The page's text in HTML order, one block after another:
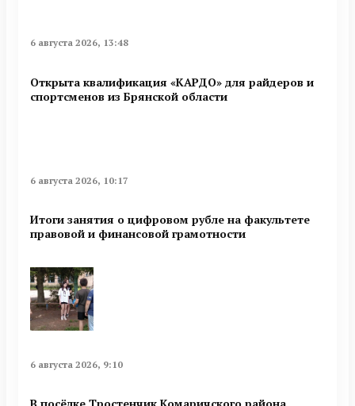
6 августа 2026, 13:48
Открыта квалификация «КАРДО» для райдеров и
спортсменов из Брянской области
6 августа 2026, 10:17
Итоги занятия о цифровом рубле на факультете
правовой и финансовой грамотности
6 августа 2026, 9:10